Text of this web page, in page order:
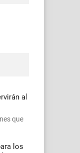
al
que
los